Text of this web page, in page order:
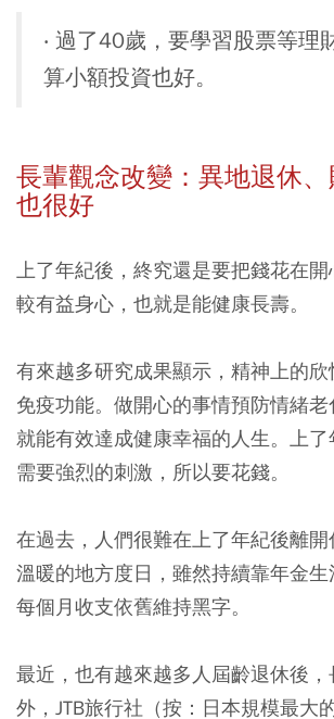
‧ 過了40歲，要學習股票等理
算小額投資也好。
長輩觀念改變：異地退休
也很好
上了年紀後，終究還是要把錢花在
較有益身心，也就是能健康長壽。
有來越多研究成果顯示，精神上的
免疫功能。做開心的事情預防情緒老
就能有效達成健康幸福的人生。上
需要強烈的刺激，所以要花錢。
在過去，人們很難在上了年紀後離
溫暖的地方度日，雖然持續靠年金生
每個月收支依舊維持黑字。
最近，也有越來越多人屆齡退休後
外，JTB旅行社（按：日本規模最大